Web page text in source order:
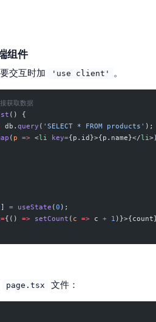
组件
交互时加 'use client' 。
获取数据
() {
db.query ( 'SELECT * FROM products' );
( p => <li key={p.id}>{p.name}</ li
] = useState (0 );
={() => setCount ( c => c + 1
page.tsx 文件：